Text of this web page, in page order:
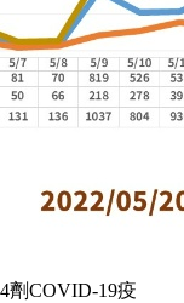
劑COVID-19疫